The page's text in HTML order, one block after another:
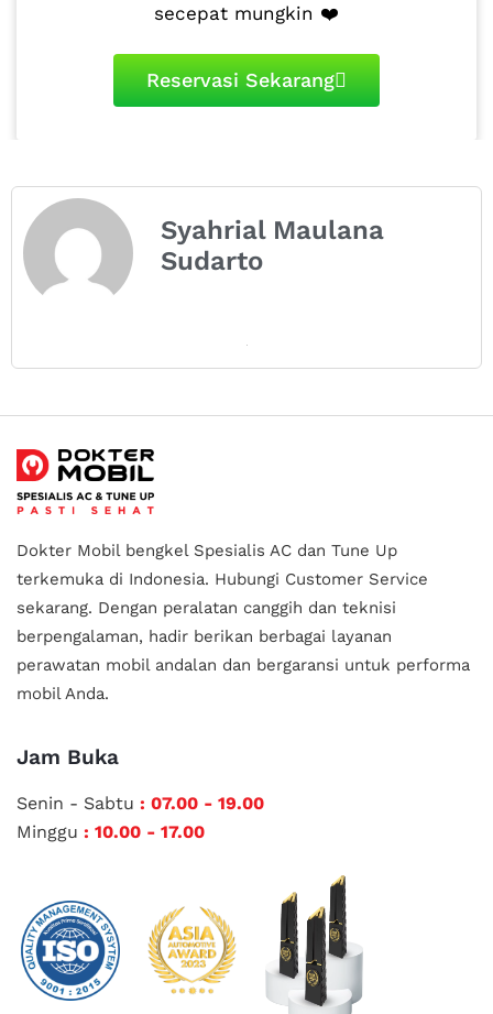
secepat mungkin ❤️
Reservasi Sekarang
Syahrial Maulana
Sudarto
Dokter Mobil bengkel Spesialis AC dan Tune Up
terkemuka di Indonesia. Hubungi Customer Service
sekarang. Dengan peralatan canggih dan teknisi
berpengalaman, hadir berikan berbagai layanan
perawatan mobil andalan dan bergaransi untuk performa
mobil Anda.
Jam Buka
Senin - Sabtu : 07.00 - 19.00
Minggu : 10.00 - 17.00